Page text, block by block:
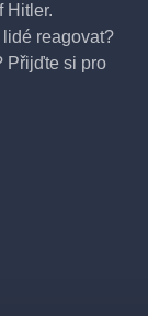
Hitler.
reagovat?
Přijďte si pro